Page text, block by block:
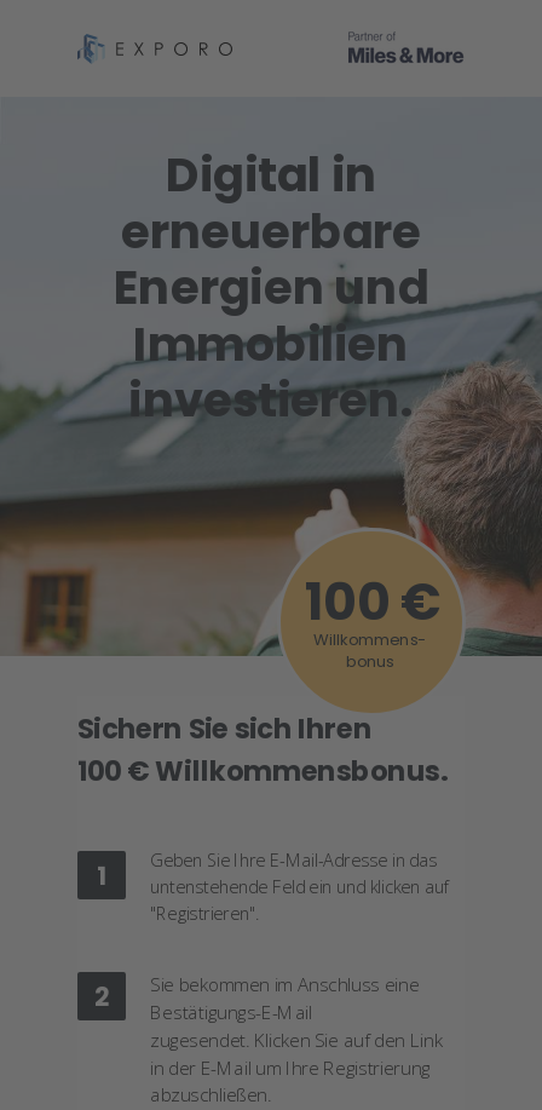
100 €
Willkommens-
bonus
Digital in
erneuerbare
Energien und
Immobilien
investieren.
Geben Sie Ihre E-Mail-Adresse in das
untenstehende Feld ein und klicken auf
"Registrieren".
1
2
Sie bekommen im Anschluss eine
Bestätigungs-E-Mail
zugesendet. Klicken Sie auf den Link
in der E-Mail um Ihre Registrierung
abzuschließen.
Sichern Sie sich Ihren
100 € Willkommensbonus.